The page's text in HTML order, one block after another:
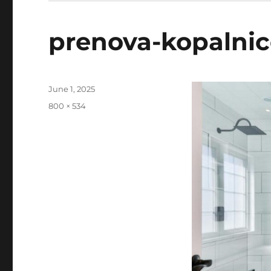
prenova-
Posted
June 1, 2025
Full
800 × 534